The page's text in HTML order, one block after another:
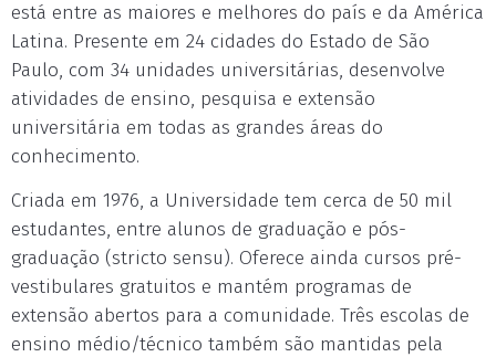
está entre as maiores e melhores do país e da América
Latina. Presente em 24 cidades do Estado de São
Paulo, com 34 unidades universitárias, desenvolve
atividades de ensino, pesquisa e extensão
universitária em todas as grandes áreas do
conhecimento.
Criada em 1976, a Universidade tem cerca de 50 mil
estudantes, entre alunos de graduação e pós-
graduação (stricto sensu). Oferece ainda cursos pré-
vestibulares gratuitos e mantém programas de
extensão abertos para a comunidade. Três escolas de
ensino médio/técnico também são mantidas pela